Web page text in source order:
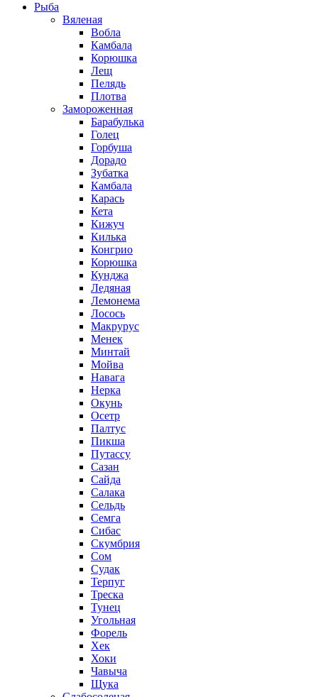
Рыба
Вяленая
Вобла
Камбала
Корюшка
Лещ
Пелядь
Плотва
Замороженная
Барабулька
Голец
Горбуша
Дорадо
Зубатка
Камбала
Карась
Кета
Кижуч
Килька
Конгрио
Корюшка
Кунджа
Ледяная
Лемонема
Лосось
Макрурус
Менек
Минтай
Мойва
Навага
Нерка
Окунь
Осетр
Палтус
Пикша
Путассу
Сазан
Сайда
Салака
Сельдь
Семга
Сибас
Скумбрия
Сом
Судак
Терпуг
Треска
Тунец
Угольная
Форель
Хек
Хоки
Чавыча
Щука